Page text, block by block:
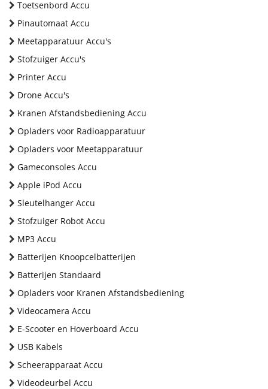
Toetsenbord Accu
Pinautomaat Accu
Meetapparatuur Accu's
Stofzuiger Accu's
Printer Accu
Drone Accu's
Kranen Afstandsbediening Accu
Opladers voor Radioapparatuur
Opladers voor Meetapparatuur
Gameconsoles Accu
Apple iPod Accu
Sleutelhanger Accu
Stofzuiger Robot Accu
MP3 Accu
Batterijen Knoopcelbatterijen
Batterijen Standaard
Opladers voor Kranen Afstandsbediening
Videocamera Accu
E-Scooter en Hoverboard Accu
USB Kabels
Scheerapparaat Accu
Videodeurbel Accu